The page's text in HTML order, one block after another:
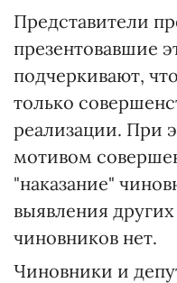
Представители
презентовавшие
подчеркивают,
только
реализации. При
мотивом
"наказание"
выявления
чиновников нет.
Чиновники и